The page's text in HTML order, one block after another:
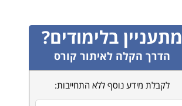
מתעניין בלימודים?
הדרך הקלה לאיתור קורס
לקבלת מידע נוסף ללא התחייבות: